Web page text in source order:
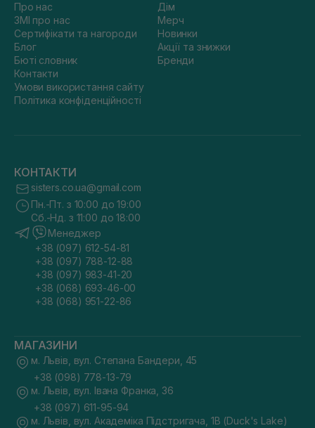
Про нас
ЗМІ про нас
Сертифікати та нагороди
Блог
Бюті словник
Контакти
Умови використання сайту
Політика конфіденційності
Дім
Мерч
Новинки
Акції та знижки
Бренди
КОНТАКТИ
sisters.co.ua@gmail.com
Пн.-Пт. з 10:00 до 19:00
Сб.-Нд. з 11:00 до 18:00
Менеджер
+38 (097) 612-54-81
+38 (097) 788-12-88
+38 (097) 983-41-20
+38 (068) 693-46-00
+38 (068) 951-22-86
МАГАЗИНИ
м. Львів, вул. Степана Бандери, 45
+38 (098) 778-13-79
м. Львів, вул. Івана Франка, 36
+38 (097) 611-95-94
м. Львів, вул. Академіка Підстригача, 1В (Duck's Lake)